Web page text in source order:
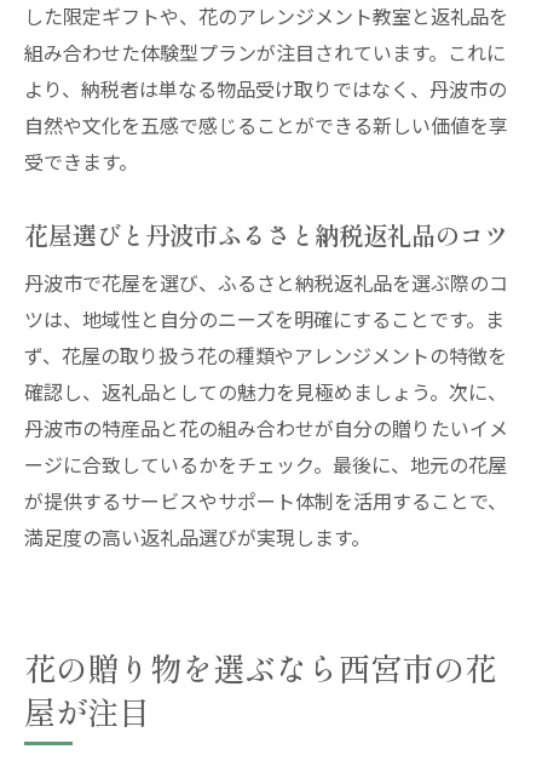
した限定ギフトや、花のアレンジメント教室と返礼品を
組み合わせた体験型プランが注目されています。これに
より、納税者は単なる物品受け取りではなく、丹波市の
自然や文化を五感で感じることができる新しい価値を享
受できます。
花屋選びと丹波市ふるさと納税返礼品のコツ
丹波市で花屋を選び、ふるさと納税返礼品を選ぶ際のコ
ツは、地域性と自分のニーズを明確にすることです。ま
ず、花屋の取り扱う花の種類やアレンジメントの特徴を
確認し、返礼品としての魅力を見極めましょう。次に、
丹波市の特産品と花の組み合わせが自分の贈りたいイメ
ージに合致しているかをチェック。最後に、地元の花屋
が提供するサービスやサポート体制を活用することで、
満足度の高い返礼品選びが実現します。
花の贈り物を選ぶなら西宮市の花
屋が注目